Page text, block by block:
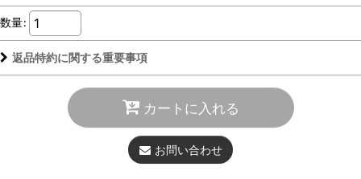
数量:
返品特約に関する重要事項
カートに入れる
お問い合わせ